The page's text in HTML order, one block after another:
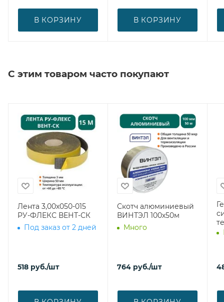
В КОРЗИНУ В КОРЗИНУ
С этим товаром часто покупают
Лента 3,00х050-015
РУ-ФЛЕКС ВЕНТ-СК
Под заказ от 2 дней
518 руб./шт
Скотч алюминиевый
ВИНТЭЛ 100х50м
Много
764 руб./шт